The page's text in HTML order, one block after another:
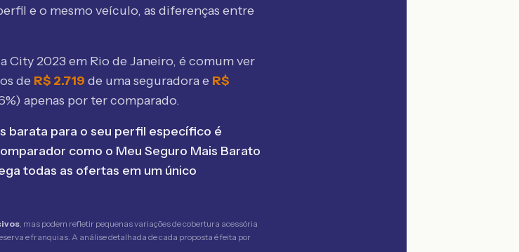
e o mesmo veículo, as diferenças entre
City 2023 em Rio de Janeiro, é comum ver
de R$ 2.719 de uma seguradora e R$
%) apenas por ter comparado.
barata para o seu perfil específico é
como o Meu Seguro Mais Barato
todas as ofertas em um único
, mas podem refletir pequenas variações de cobertura acessória
e franquias. A análise detalhada de cada proposta é feita por